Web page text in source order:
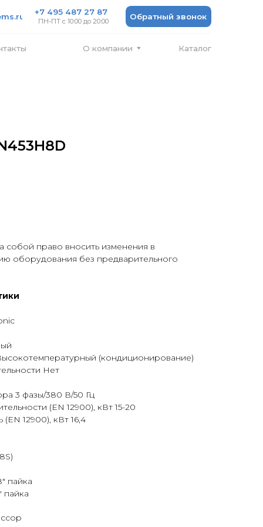
Обратный звонок
487 27 87
до 20:00
собой право вносить изменения в
оборудования без предварительного
(кондиционирование)
Нет
3 фазы/380 В/50 Гц
(EN 12900), кВт 15-20
12900), кВт 16,4
пайка
пайка